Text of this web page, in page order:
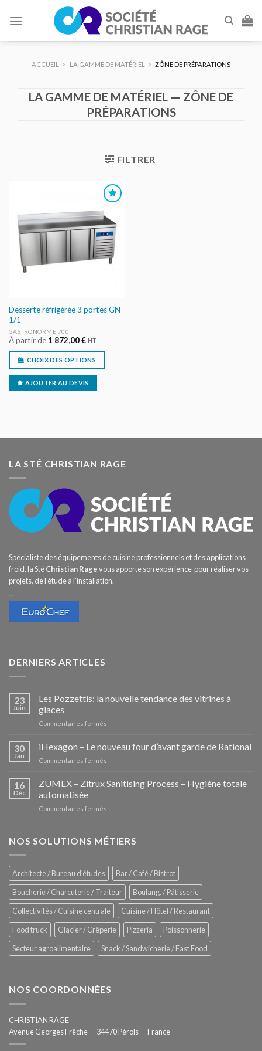
ACCUEIL > LA GAMME DE MATÉRIEL > ZÔNE DE PRÉPARATIONS
LA GAMME DE MATÉRIEL — ZÔNE DE
PRÉPARATIONS
FILTRER
AJOUTER
AU DEVIS
Desserte réfrigérée 3 portes GN
1/1
GASTRONORME 700
À partir de 1 872,00€ HT
CHOIX DES OPTIONS
AJOUTER AU DEVIS
LA STÉ CHRISTIAN RAGE
Spécialiste des équipements de cuisine professionnels et des applications
froid, la StéChristian Ragevous apporte son expérience pour réaliser vos
projets, de l’étude à l’installation.
–
DERNIERS ARTICLES
23
Juin
Les Pozzettis: la nouvelle tendance des vitrines à
glaces
Commentaires fermés
Pozzettis:
la
des
30
Jan
iHexagon – Le nouveau four d’avant garde de Rational
Commentaires fermés
–
Le
de
16
Déc
ZUMEX – Zitrux Sanitising Process – Hygiène totale
automatisée
Commentaires fermés
Zitrux
–
Hygiène
totale
automatisée
NOS SOLUTIONS MÉTIERS
Architecte / Bureau d'études
Bar / Café / Bistrot
Boucherie / Charcuterie / Traiteur
Boulang. / Pâtisserie
Collectivités / Cuisine centrale
Cuisine / Hôtel / Restaurant
Food truck
Glacier / Crêperie Pizzeria
Poissonnerie
Secteur agroalimentaire
Snack / Sandwicherie / Fast Food
NOS COORDONNÉES
CHRISTIAN RAGE
Avenue Georges Frêche — 34470 Pérols — France